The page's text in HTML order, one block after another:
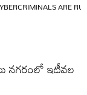
ARE
నగరంలో ఇటీవల